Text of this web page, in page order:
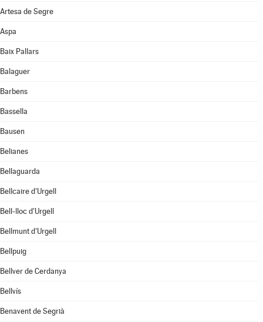
Artesa de Segre
Aspa
Baix Pallars
Balaguer
Barbens
Bassella
Bausen
Belianes
Bellaguarda
Bellcaire d'Urgell
Bell-lloc d'Urgell
Bellmunt d'Urgell
Bellpuig
Bellver de Cerdanya
Bellvís
Benavent de Segrià